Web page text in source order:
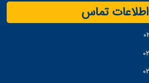
اطلاعات تماس